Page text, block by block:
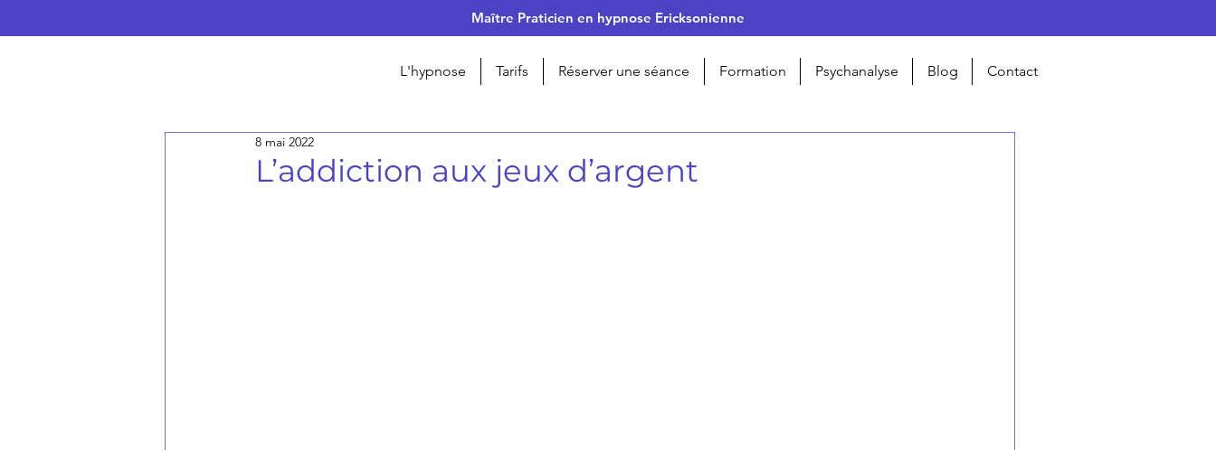
Maître Praticien en hypnose Ericksonienne
L'hypnose Tarifs Réserver une séance Formation Psychanalyse Blog Contact
L’addiction aux jeux d’argent
8 mai 2022